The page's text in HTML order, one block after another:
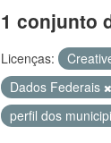
1 conjunto
Licenças:
Dados Federais
perfil dos